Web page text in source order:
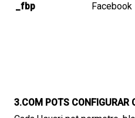
_fbp Facebook
3.COM POTS CONFIGURAR